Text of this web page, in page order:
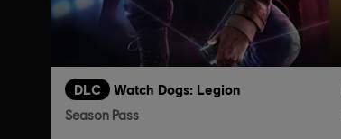
DLC Watch Dogs: Legion
Season Pass